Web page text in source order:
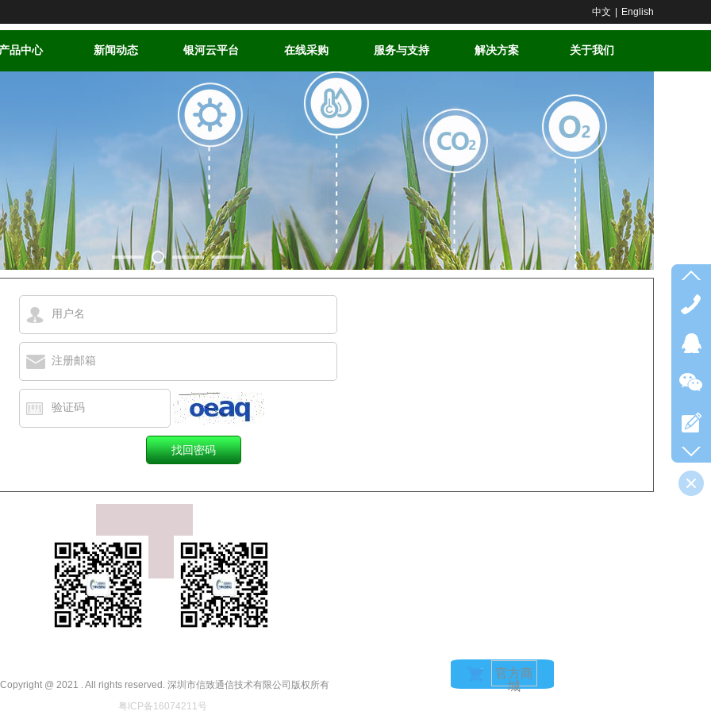
品中心 新闻动态 银河云平台 在线采购 服务与支持 解决方案 关于我们
中文 English
用户名
注册邮箱
验证码
官方商
城
Copyright @ 2021 . All rights reserved. 深圳市信致通信技术有限公司版权所有
粤ICP备16074211号